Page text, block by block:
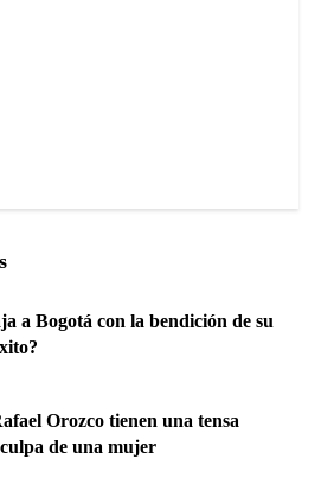
a Bogotá con la bendición de su
Orozco tienen una tensa
de una mujer